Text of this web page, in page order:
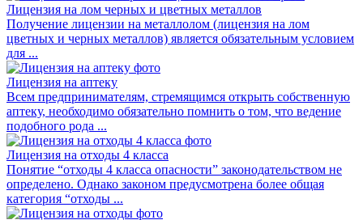
Лицензия на лом черных и цветных металлов
Получение лицензии на металлолом (лицензия на лом
цветных и черных металлов) является обязательным условием
для ...
Лицензия на аптеку
Всем предпринимателям, стремящимся открыть собственную
аптеку, необходимо обязательно помнить о том, что ведение
подобного рода ...
Лицензия на отходы 4 класса
Понятие “отходы 4 класса опасности” законодательством не
определено. Однако законом предусмотрена более общая
категория “отходы ...